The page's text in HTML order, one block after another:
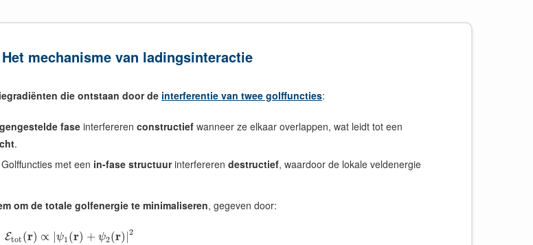
mechanisme van ladingsinteractie
die ontstaan door de interferentie van twee golffuncties:
fase interfereren constructief wanneer ze elkaar overlappen, wat leidt tot een
.
met een in-fase structuurinterfereren destructief, waardoor de lokale veldenergie
om de totale golfenergie te minimaliseren, gegeven door:
Etot (r) ∝ ψ1 (r) + ψ2(r) 2